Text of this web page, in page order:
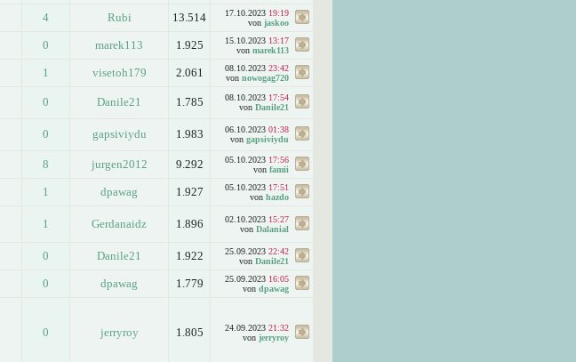
4 Rubi 13.514 17.10.2023 19:19
von jaskoo
0 marek113 1.925 15.10.2023 13:17
von marek113
1 visetoh179 2.061 08.10.2023 23:42
von nowogag720
0 Danile21 1.785 08.10.2023 17:54
von Danile21
0 gapsiviydu 1.983 06.10.2023 01:38
von gapsiviydu
8 jurgen2012 9.292 05.10.2023 17:56
von famii
1 dpawag 1.927 05.10.2023 17:51
von hazdo
1 Gerdanaidz 1.896 02.10.2023 15:27
von Dalanial
0 Danile21 1.922 25.09.2023 22:42
von Danile21
0 dpawag 1.779 25.09.2023 16:05
von dpawag
0 jerryroy 1.805 24.09.2023 21:32
von jerryroy